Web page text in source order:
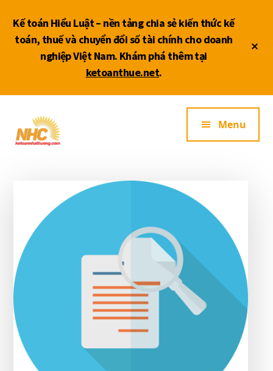
content
qua
primary
sidebar
Kế toán Hiểu Luật – nền tảng chia sẻ kiến thức kế
toán, thuế và chuyển đổi số tài chính cho doanh
nghiệp Việt Nam. Khám phá thêm tại
ketoanthue.net.
menu
vụ
kế
Menu